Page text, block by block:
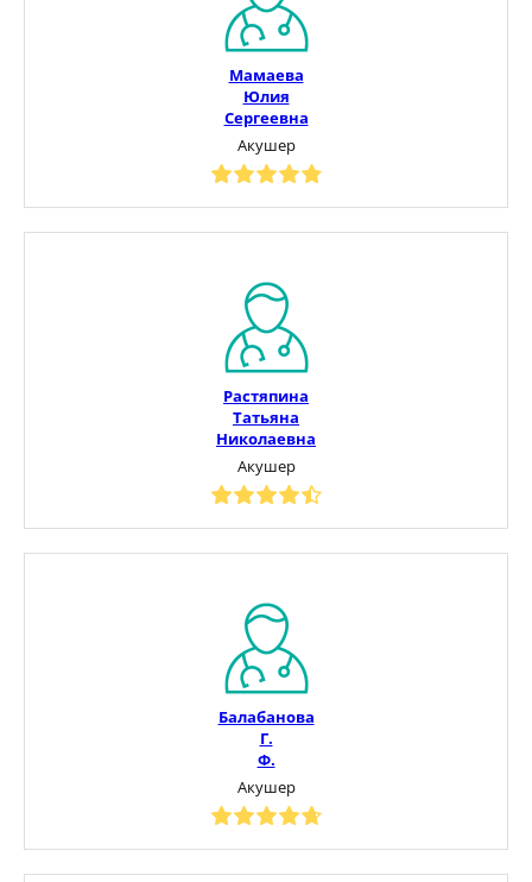
Мамаева
Юлия
Сергеевна
Акушер
Растяпина
Татьяна
Николаевна
Акушер
Балабанова
Г.
Ф.
Акушер